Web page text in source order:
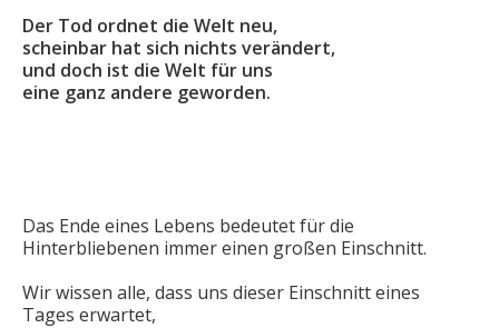
Der Tod ordnet die Welt neu,
scheinbar hat sich nichts verändert,
und doch ist die Welt für uns
eine ganz andere geworden.
Das Ende eines Lebens bedeutet für die
Hinterbliebenen immer einen großen Einschnitt.
Wir wissen alle, dass uns dieser Einschnitt eines
Tages erwartet,